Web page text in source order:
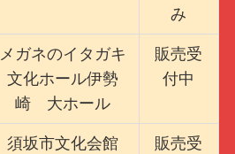
み
メガネのイタガキ
文化ホール伊勢
崎 大ホール
販売受
付中
須坂市文化会館
販売受